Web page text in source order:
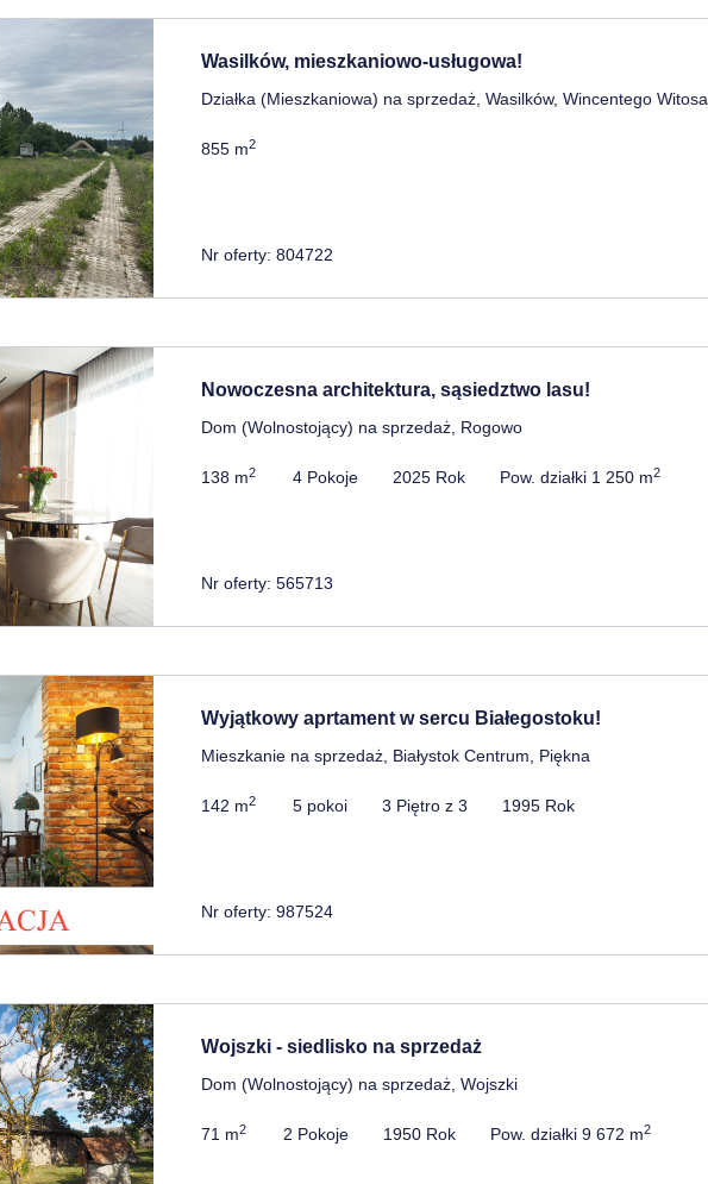
Wasilków, mieszkaniowo-usługowa!
Działka (Mieszkaniowa) na sprzedaż, Wasilków, Wincentego Witosa
855 m2
Nr oferty: 804722
Nowoczesna architektura, sąsiedztwo lasu!
Dom (Wolnostojący) na sprzedaż, Rogowo
138 m2 4 Pokoje 2025 Rok Pow. działki 1 250 m2
Nr oferty: 565713
Wyjątkowy aprtament w sercu Białegostoku!
Mieszkanie na sprzedaż, Białystok Centrum, Piękna
142 m2 5 pokoi 3 Piętro z 3 1995 Rok
Nr oferty: 987524
Wojszki - siedlisko na sprzedaż
Dom (Wolnostojący) na sprzedaż, Wojszki
71 m2 2 Pokoje 1950 Rok Pow. działki 9 672 m2